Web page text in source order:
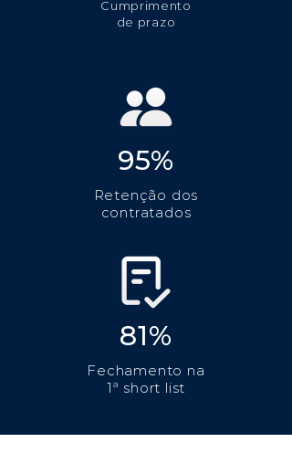
Cumprimento
de prazo
95%
Retenção dos
contratados
81%
Fechamento na
1ª short list